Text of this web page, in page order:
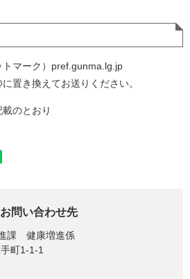
マーク）pref.gunma.lg.jp
置き換えてお送りください。​
のとおり
問い合わせ先
課
健康増進係
町1-1-1